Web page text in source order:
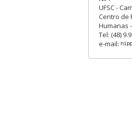
UFSC -
Centro de
Humanas
Tel: (48)
e-mail: